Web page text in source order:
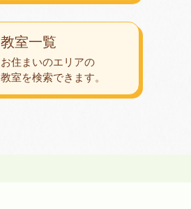
教室一覧
お住まいのエリアの
教室を検索できます。